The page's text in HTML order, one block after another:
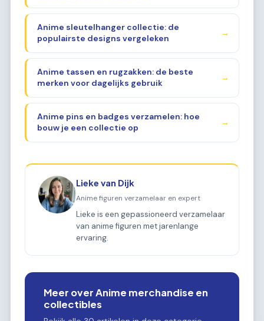
Anime sleutelhanger collectie: de
populairste designs vergeleken
→
Anime tassen en rugzakken: de beste
merken voor dagelijks gebruik
→
Anime pins en badges verzamelen: hoe
bouw je een collectie op
→
Lieke van Dijk
Anime figuren verzamelaar en expert
Lieke is een gepassioneerd verzamelaar
van anime figuren met jarenlange
ervaring.
Meer over Anime merchandise en
collectibles